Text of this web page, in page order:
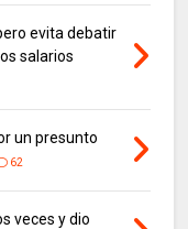
evita debatir
salarios
un presunto
62
veces y dio